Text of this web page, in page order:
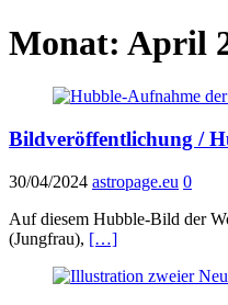
Monat: April
Bildveröffentlichung /
30/04/2024 astropage.eu 0
Auf diesem Hubble-Bild der
(Jungfrau), […]